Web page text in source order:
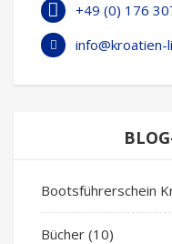
+49 (0) 176
info@kroatien-
Bootsführerschein
Bücher (10)